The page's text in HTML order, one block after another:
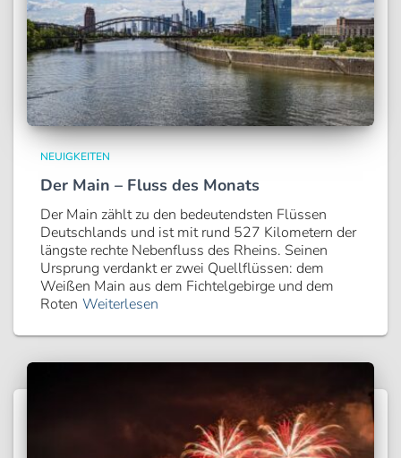
NEUIGKEITEN
Der Main – Fluss des Monats
Der Main zählt zu den bedeutendsten Flüssen
Deutschlands und ist mit rund 527 Kilometern der
längste rechte Nebenfluss des Rheins. Seinen
Ursprung verdankt er zwei Quellflüssen: dem
Weißen Main aus dem Fichtelgebirge und dem
Roten Weiterlesen